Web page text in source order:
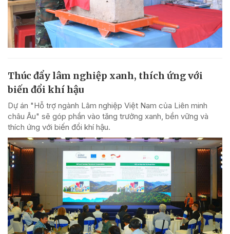
Thúc đẩy lâm nghiệp xanh, thích ứng với
biến đổi khí hậu
Dự án "Hỗ trợ ngành Lâm nghiệp Việt Nam của Liên minh
châu Âu" sẽ góp phần vào tăng trưởng xanh, bền vững và
thích ứng với biến đổi khí hậu.